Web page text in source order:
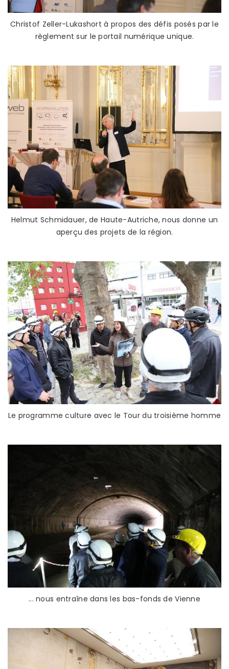
Christof Zeller-Lukashort à propos des défis posés par le
règlement sur le portail numérique unique.
Helmut Schmidauer, de Haute-Autriche, nous donne un
aperçu des projets de la région.
Le programme culture avec le Tour du troisième homme
... nous entraîne dans les bas-fonds de Vienne